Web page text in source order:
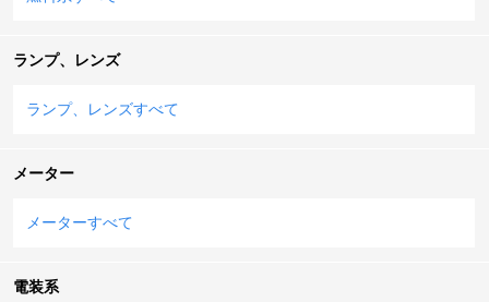
ランプ、レンズ
ランプ、レンズすべて
メーター
メーターすべて
電装系